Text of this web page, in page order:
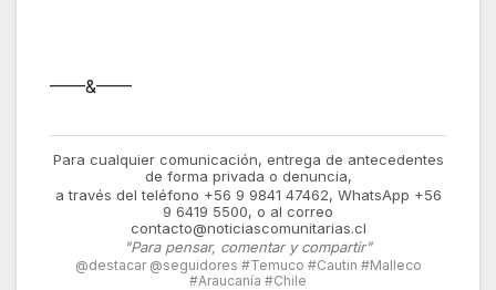
——&——
Para cualquier comunicación, entrega de antecedentes
de forma privada o denuncia,
a través del teléfono +56 9 9841 47462, WhatsApp +56
9 6419 5500, o al correo
contacto@noticiascomunitarias.cl
"Para pensar, comentar y compartir"
@destacar @seguidores #Temuco #Cautin #Malleco
#Araucanía #Chile